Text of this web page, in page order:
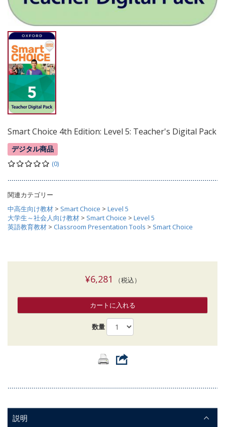
Smart Choice 4th Edition: Level 5: Teacher's Digital Pack
デジタル商品
(0)
関連カテゴリー
中高生向け教材 > Smart Choice > Level 5
大学生～社会人向け教材 > Smart Choice > Level 5
英語教育教材 > Classroom Presentation Tools > Smart Choice
¥6,281 （税込）
カートに入れる
数量
説明